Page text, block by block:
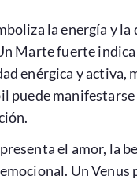
la energía y
Marte fuerte indica
enérgica y activa,
puede
el amor, la
Un Venus